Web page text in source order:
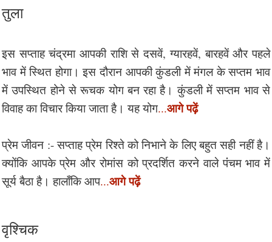
तुला
इस सप्ताह चंद्रमा आपकी राशि से दसवें, ग्यारहवें, बारहवें और पहले
भाव में स्थित होगा। इस दौरान आपकी कुंडली में मंगल के सप्तम भाव
में उपस्थित होने से रूचक योग बन रहा है। कुंडली में सप्तम भाव से
विवाह का विचार किया जाता है। यह योग...आगे पढ़ें
प्रेम जीवन :- सप्ताह प्रेम रिश्ते को निभाने के लिए बहुत सही नहीं है।
क्योंकि आपके प्रेम और रोमांस को प्रदर्शित करने वाले पंंचम भाव में
सूर्य बैठा है। हालाँकि आप...आगे पढ़ें
वृश्चिक